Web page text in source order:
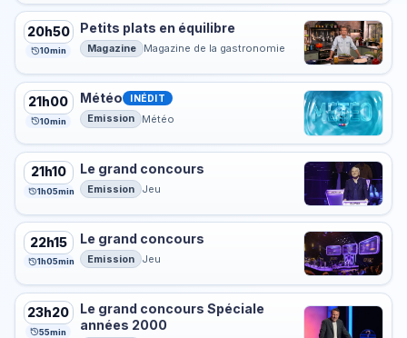
20h50
10min
Petits plats en équilibre
Magazine Magazine de la gastronomie
21h00
10min
Météo INÉDIT
Emission Météo
21h10
1h05min
Le grand concours
Emission Jeu
22h15
1h05min
Le grand concours
Emission Jeu
23h20
55min
Le grand concours Spéciale
années 2000